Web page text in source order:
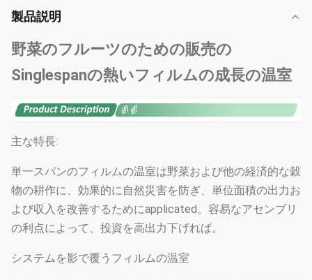
製品説明
野菜のフルーツのための販売の
Singlespanの熱いフィルムの成長の温室
主な特長:
単一スパンのフィルムの温室は野菜および他の経済的な穀
物の耕作に、効果的に自然災害を防ぎ、単位面積の出力お
よび収入を改善するためにapplicated。容易なアセンブリ
の利点によって、投資を高出力下げれば。
システムを影で覆うフィルムの温室